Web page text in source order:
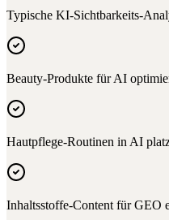
Typische KI-Sichtbarkeits-
Beauty-Produkte für AI
Hautpflege-Routinen in AI
Inhaltsstoffe-Content für GEO